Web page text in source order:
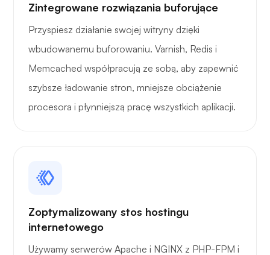
Zintegrowane rozwiązania buforujące
Przyspiesz działanie swojej witryny dzięki
wbudowanemu buforowaniu. Varnish, Redis i
Memcached współpracują ze sobą, aby zapewnić
szybsze ładowanie stron, mniejsze obciążenie
procesora i płynniejszą pracę wszystkich aplikacji.
Zoptymalizowany stos hostingu
internetowego
Używamy serwerów Apache i NGINX z PHP-FPM i